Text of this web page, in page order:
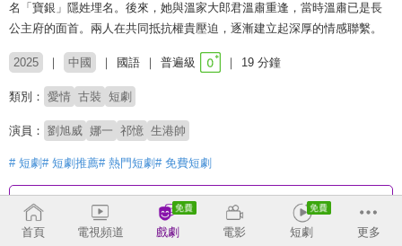
名「寶銀」隱姓埋名。後來，她與溫家大郎君溫肅重逢，當時溫肅已是長
公主府的面首。兩人在共同抵抗權貴壓迫，逐漸建立起深厚的情感聯繫。
2025 中國 國語 普遍級 19 分鐘
類別： 愛情 古裝 短劇
演員： 劉旭威 娜一 祁憶 生港帥
# 短劇 # 短劇推薦# 熱門短劇 # 免費短劇
收回
首頁 電視頻道 戲劇 電影 短劇 更多